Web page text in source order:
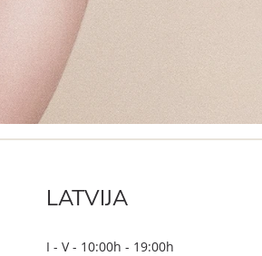
LATVIJA
I - V - 10:00h - 19:00h